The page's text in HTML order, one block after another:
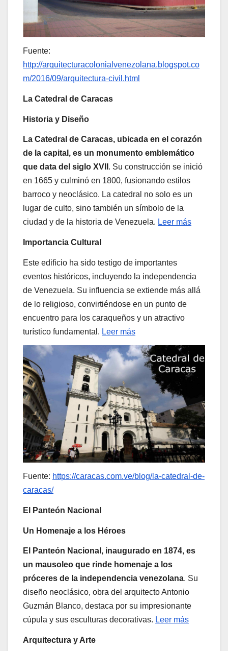
Fuente:
http://arquitecturacolonialvenezolana.blogspot.co
m/2016/09/arquitectura-civil.html
La Catedral de Caracas
Historia y Diseño
La Catedral de Caracas, ubicada en el corazón
de la capital, es un monumento emblemático
que data del siglo XVII . Su construcción se inició
en 1665 y culminó en 1800, fusionando estilos
barroco y neoclásico. La catedral no solo es un
lugar de culto, sino también un símbolo de la
ciudad y de la historia de Venezuela. Leer más
Importancia Cultural
Este edificio ha sido testigo de importantes
eventos históricos, incluyendo la independencia
de Venezuela. Su influencia se extiende más allá
de lo religioso, convirtiéndose en un punto de
encuentro para los caraqueños y un atractivo
turístico fundamental. Leer más
Fuente: https://caracas.com.ve/blog/la-catedral-de-
caracas/
El Panteón Nacional
Un Homenaje a los Héroes
El Panteón Nacional, inaugurado en 1874, es
un mausoleo que rinde homenaje a los
próceres de la independencia venezolana. Su
diseño neoclásico, obra del arquitecto Antonio
Guzmán Blanco, destaca por su impresionante
cúpula y sus esculturas decorativas. Leer más
Arquitectura y Arte